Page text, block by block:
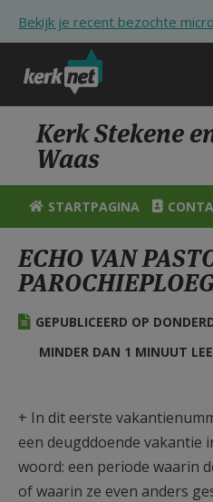
Bekijk je recent bezochte
KERK
VIERINGEN
ZOEKEN
HULP
STARTPAGINA
AANMELDEN OF
Kerk Stekene
Waas
STARTPAGINA
ECHO VAN
GEPUBLICEERD OP
MINDER DAN 1 MINUUT
+ In dit eerste
een deugddoende vakantie
woord: een periode waarin
of waarin ze even anders